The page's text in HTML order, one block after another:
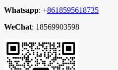
Whatsapp: +8618595618735
WeChat: 18569903598